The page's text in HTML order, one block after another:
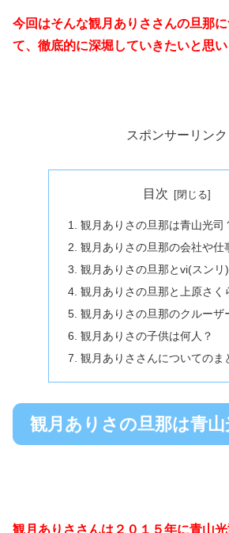
今回はそんな観月ありささんの旦那
て、徹底的に深堀していきたいと思い
スポンサーリンク
目次
観月ありさの旦那は青山光司
観月ありさの旦那の会社や仕
観月ありさの旦那とvi(スンリ
観月ありさの旦那と上原さく
観月ありさの旦那のクルーザ
観月ありさの子供は何人？
観月ありささんについてのま
観月ありさの旦那は青山
観月ありささんは２０１５年に青山